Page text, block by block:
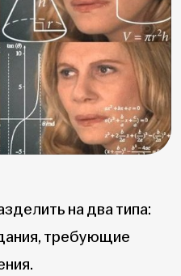
на два типа:
требующие